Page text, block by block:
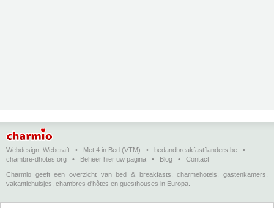
Webdesign: Webcraft • Met 4 in Bed (VTM) • bedandbreakfastflanders.be •
chambre-dhotes.org • Beheer hier uw pagina • Blog • Contact
Charmio geeft een overzicht van bed & breakfasts, charmehotels, gastenkamers,
vakantiehuisjes, chambres d'hôtes en guesthouses in Europa.
Bed & breakfasts, charmehotels en vakantiehuizen (in het Nederlands)•Chambres